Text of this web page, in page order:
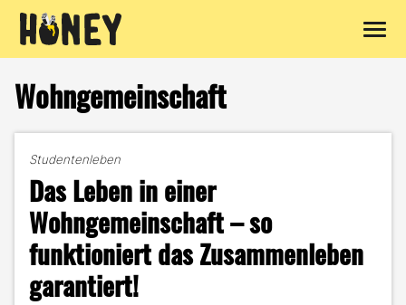
Inhalt
springen
Wohngemeinschaft
Studentenleben
Das Leben in einer
Wohngemeinschaft – so
funktioniert das Zusammenleben
garantiert!